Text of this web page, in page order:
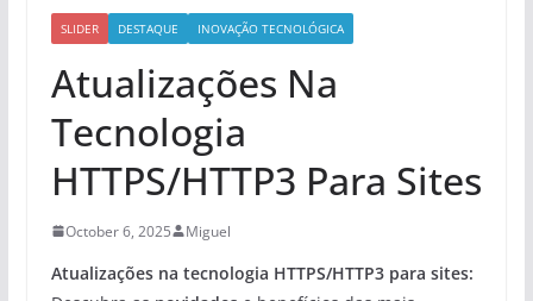
SLIDER DESTAQUE INOVAÇÃO TECNOLÓGICA
Atualizações Na
Tecnologia
HTTPS/HTTP3 Para Sites
October 6, 2025 Miguel
Atualizações na tecnologia HTTPS/HTTP3 para sites: